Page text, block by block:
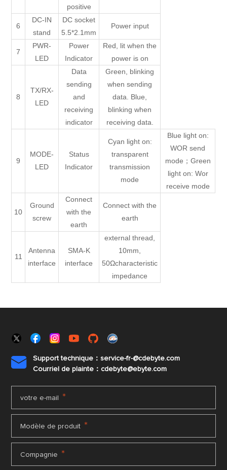
positive
6
DC-IN
stand
DC socket
5.5*2.1mm
Power input
7
PWR-
LED
Power
Indicator
Red, lit when the
power is on
8
TX/RX-
LED
Data
sending
and
receiving
indicator
Green, blinking
when sending
data. Blue,
blinking when
receiving data.
9
MODE-
LED
Status
Indicator
Cyan light on:
transparent
transmission
mode
Blue light on:
WOR send
mode；Green
light on: Wor
receive mode
10
Ground
screw
Connect
with the
earth
Connect with the
earth
11
Antenna
interface
SMA-K
interface
external thread,
10mm,
50Ωcharacteristic
impedance

Support technique：service-fr-@cdebyte.com
Courriel de plainte：cdebyte@ebyte.com
votre e-mail *
Modèle de produit *
Compagnie *